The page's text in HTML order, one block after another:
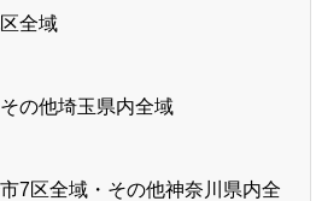
全域
の他埼玉県内全域
7区全域・その他神奈川県内全